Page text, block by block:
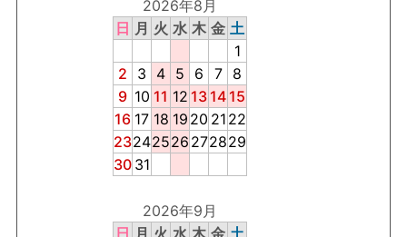
2026年8月
日 月 火 水 木 金 土
1
2
3 4 5 6 7
8
9 10 11 12 13 14 15
16 17 18 19 20 21 22
23242526 272829
30 31
2026年9月
日 月 火 水 木 金 土